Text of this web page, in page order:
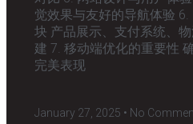
觉效果与友好的导航体验
块 产品展示、支付系统、
建 7. 移动端优化的重要性
完美表现
January 27, 2025 No